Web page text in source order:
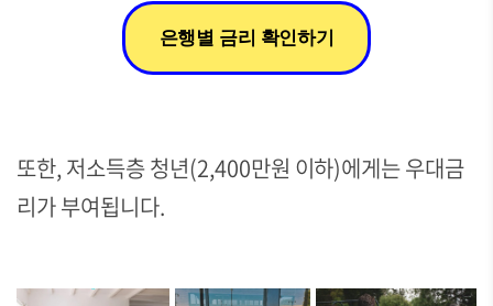
은행별 금리 확인하기
또한, 저소득층 청년(2,400만원 이하)에게는 우대금
리가 부여됩니다.